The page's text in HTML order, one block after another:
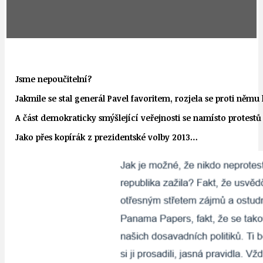
Jsme nepoučitelní?
Jakmile se stal generál Pavel favoritem, rozjela se proti
A část demokraticky smýšlející veřejnosti se namísto
Jako přes kopírák z prezidentské volby 2013…